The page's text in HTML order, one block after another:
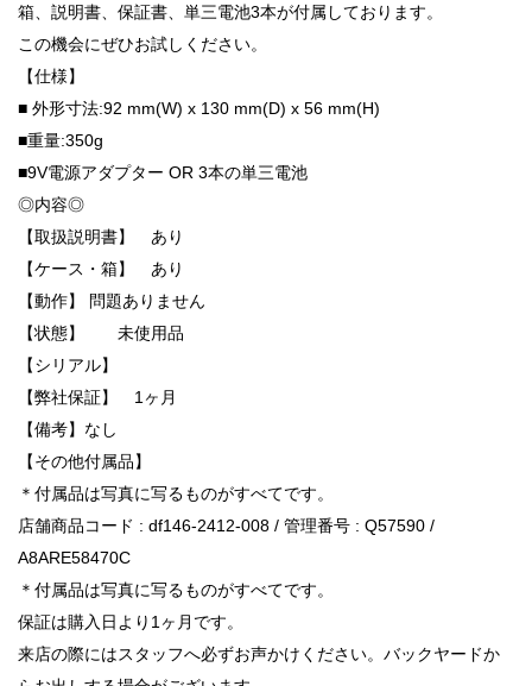
箱、説明書、保証書、単三電池3本が付属しております。
この機会にぜひお試しください。
【仕様】
■ 外形寸法:92 mm(W) x 130 mm(D) x 56 mm(H)
■重量:350g
■9V電源アダプター OR 3本の単三電池
◎内容◎
【取扱説明書】 あり
【ケース・箱】 あり
【動作】 問題ありません
【状態】 未使用品
【シリアル】
【弊社保証】 1ヶ月
【備考】なし
【その他付属品】
＊付属品は写真に写るものがすべてです。
店舗商品コード : df146-2412-008 / 管理番号 : Q57590 /
A8ARE58470C
＊付属品は写真に写るものがすべてです。
保証は購入日より1ヶ月です。
来店の際にはスタッフへ必ずお声かけください。バックヤードか